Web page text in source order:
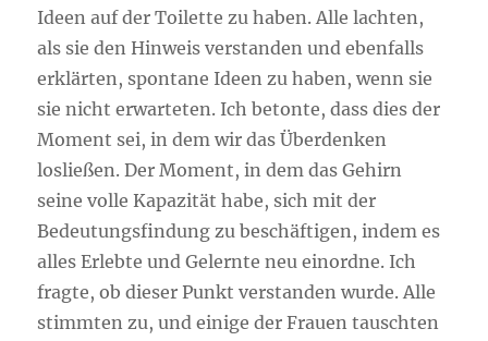
Ideen auf der Toilette zu haben. Alle lachten,
als sie den Hinweis verstanden und ebenfalls
erklärten, spontane Ideen zu haben, wenn sie
sie nicht erwarteten. Ich betonte, dass dies der
Moment sei, in dem wir das Überdenken
losließen. Der Moment, in dem das Gehirn
seine volle Kapazität habe, sich mit der
Bedeutungsfindung zu beschäftigen, indem es
alles Erlebte und Gelernte neu einordne. Ich
fragte, ob dieser Punkt verstanden wurde. Alle
stimmten zu, und einige der Frauen tauschten